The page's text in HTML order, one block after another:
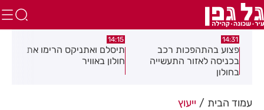
14:15
תיסלם ואתניקס הרימו את
חולון באוויר
13:05
פצוע בתאונת אופנוע במרכז
חולון
עמוד הבית ייעוץ